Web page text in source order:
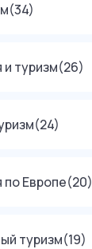
(34)
туризм(26)
(24)
Европе(20)
туризм(19)